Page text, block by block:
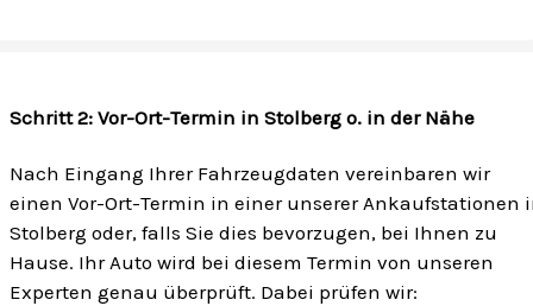
Schritt 2: Vor-Ort-Termin in Stolberg o. in der Nähe
Nach Eingang Ihrer Fahrzeugdaten vereinbaren wir
einen Vor-Ort-Termin in einer unserer Ankaufstationen
Stolberg oder, falls Sie dies bevorzugen, bei Ihnen zu
Hause. Ihr Auto wird bei diesem Termin von unseren
Experten genau überprüft. Dabei prüfen wir: